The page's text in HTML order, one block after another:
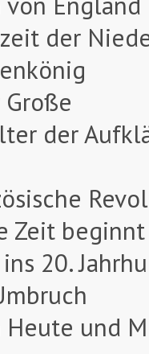
der
der
Zeit beginnt
20.
Heute und